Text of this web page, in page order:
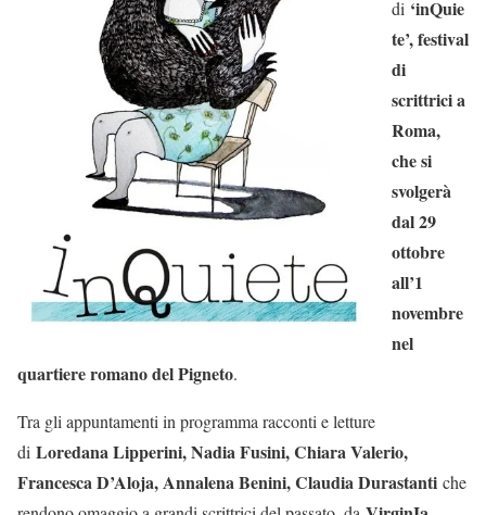
di ‘inQuie
te’, festival
di
scrittrici a
Roma,
che si
svolgerà
dal 29
ottobre
all’1
novembre
nel
quartiere romano del Pigneto.
Tra gli appuntamenti in programma racconti e letture
di Loredana Lipperini, Nadia Fusini, Chiara Valerio,
Francesca D’Aloja, Annalena Benini, Claudia Durastanti che